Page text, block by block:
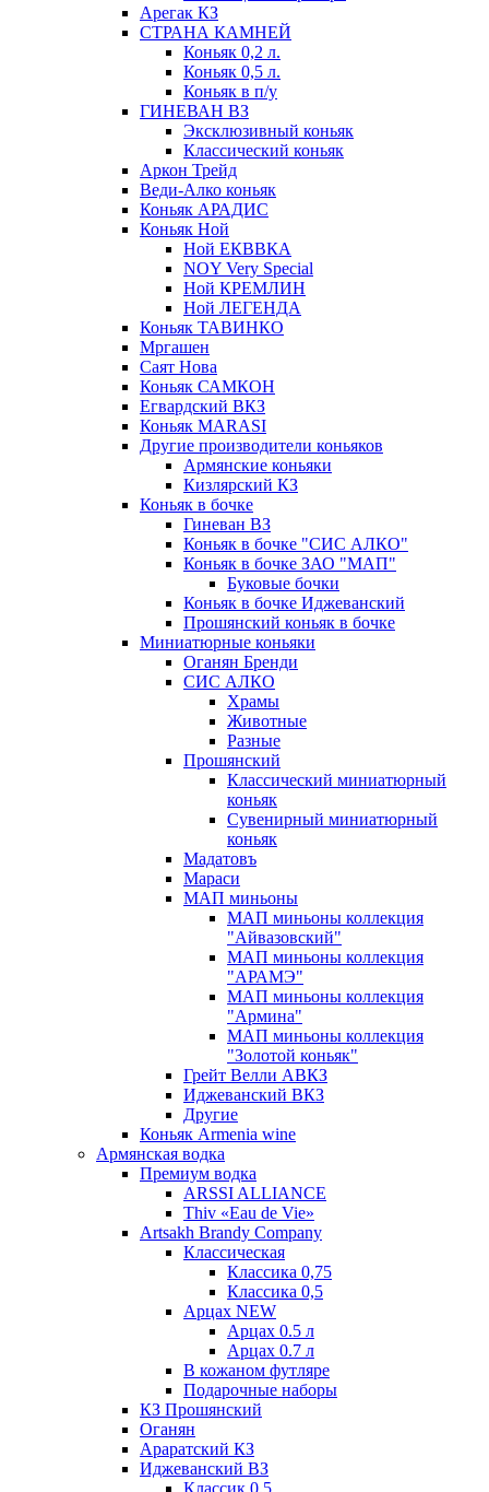
Арегак КЗ
СТРАНА КАМНЕЙ
Коньяк 0,2 л.
Коньяк 0,5 л.
Коньяк в п/у
ГИНЕВАН ВЗ
Эксклюзивный коньяк
Классический коньяк
Аркон Трейд
Веди-Алко коньяк
Коньяк АРАДИС
Коньяк Ной
Ной ЕКВВКА
NOY Very Special
Ной КРЕМЛИН
Ной ЛЕГЕНДА
Коньяк ТАВИНКО
Мргашен
Саят Нова
Коньяк САМКОН
Егвардский ВКЗ
Коньяк MARASI
Другие производители коньяков
Армянские коньяки
Кизлярский КЗ
Коньяк в бочке
Гиневан ВЗ
Коньяк в бочке "СИС АЛКО"
Коньяк в бочке ЗАО "МАП"
Буковые бочки
Коньяк в бочке Иджеванский
Прошянский коньяк в бочке
Миниатюрные коньяки
Оганян Бренди
СИС АЛКО
Храмы
Животные
Разные
Прошянский
Классический миниатюрный
коньяк
Сувенирный миниатюрный
коньяк
Мадатовъ
Мараси
МАП миньоны
МАП миньоны коллекция
"Айвазовский"
МАП миньоны коллекция
"АРАМЭ"
МАП миньоны коллекция
"Армина"
МАП миньоны коллекция
"Золотой коньяк"
Грейт Велли АВКЗ
Иджеванский ВКЗ
Другие
Коньяк Armenia wine
Армянская водка
Премиум водка
ARSSI ALLIANCE
Thiv «Eau de Vie»
Artsakh Brandy Company
Классическая
Классика 0,75
Классика 0,5
Арцах NEW
Арцах 0.5 л
Арцах 0.7 л
В кожаном футляре
Подарочные наборы
КЗ Прошянский
Оганян
Араратский КЗ
Иджеванский ВЗ
Классик 0,5